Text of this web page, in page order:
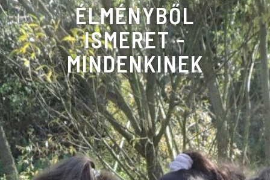
ÉLMÉNYBŐL
ISMERET -
MINDENKINEK